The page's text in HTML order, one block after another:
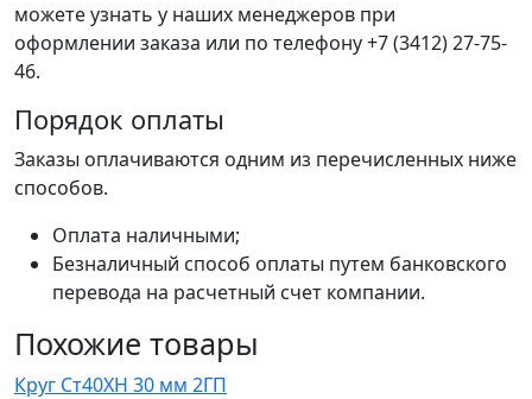
можете узнать у наших менеджеров при
оформлении заказа или по телефону +7 (3412) 27-75-
46.
Порядок оплаты
Заказы оплачиваются одним из перечисленных ниже
способов.
Оплата наличными;
Безналичный способ оплаты путем банковского
перевода на расчетный счет компании.
Похожие товары
Круг Ст40ХН 30 мм 2ГП